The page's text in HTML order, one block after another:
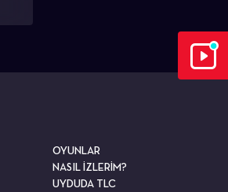
OYUNLAR
NASIL İZLERİM?
UYDUDA TLC